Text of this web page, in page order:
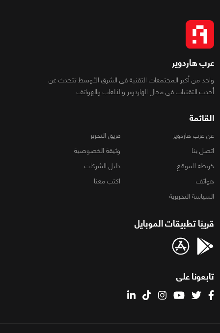
عرب هاردوير
واحد من أكبر المجتمعات التقنية فى الشرق الأوسط تتحدث عن
أحدث التقنيات فى مجال الهاردوير والألعاب والهواتف
القائمة
عن عرب هاردوير
فريق التحرير
اتصل بنا
وثيقة الخصوصية
خريطة الموقع
دليل الشركات
هواتف
اكتب معنا
السياسة التحريرية
قريبًا تطبيقات الموبايل
تابعونا على